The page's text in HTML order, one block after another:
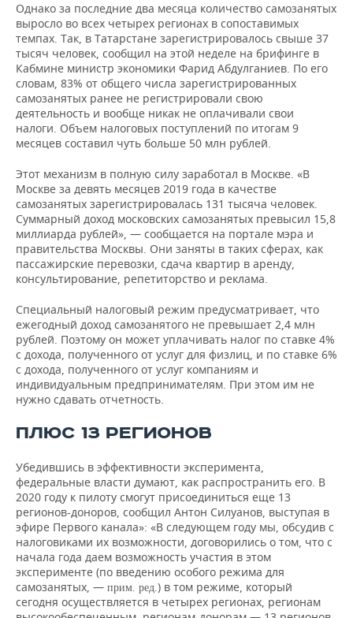
Однако за последние два месяца количество самозанятых
выросло во всех четырех регионах в сопоставимых
темпах. Так, в Татарстане зарегистрировалось свыше 37
тысяч человек, сообщил на этой неделе на брифинге в
Кабмине министр экономики Фарид Абдулганиев. По его
словам, 83% от общего числа зарегистрированных
самозанятых ранее не регистрировали свою
деятельность и вообще никак не оплачивали свои
налоги. Объем налоговых поступлений по итогам 9
месяцев составил чуть больше 50 млн рублей.
Этот механизм в полную силу заработал в Москве. «В
Москве за девять месяцев 2019 года в качестве
самозанятых зарегистрировалась 131 тысяча человек.
Суммарный доход московских самозанятых превысил 15,8
миллиарда рублей», — сообщается на портале мэра и
правительства Москвы. Они заняты в таких сферах, как
пассажирские перевозки, сдача квартир в аренду,
консультирование, репетиторство и реклама.
Специальный налоговый режим предусматривает, что
ежегодный доход самозанятого не превышает 2,4 млн
рублей. Поэтому он может уплачивать налог по ставке 4%
с дохода, полученного от услуг для физлиц, и по ставке 6%
с дохода, полученного от услуг компаниям и
индивидуальным предпринимателям. При этом им не
нужно сдавать отчетность.
ПЛЮС 13 РЕГИОНОВ
Убедившись в эффективности эксперимента,
федеральные власти думают, как распространить его. В
2020 году к пилоту смогут присоединиться еще 13
регионов-доноров, сообщил Антон Силуанов, выступая в
эфире Первого канала»: «В следующем году мы, обсудив с
налоговиками их возможности, договорились о том, что с
начала года даем возможность участия в этом
эксперименте (по введению особого режима для
самозанятых, — прим. ред.) в том режиме, который
сегодня осуществляется в четырех регионах, регионам